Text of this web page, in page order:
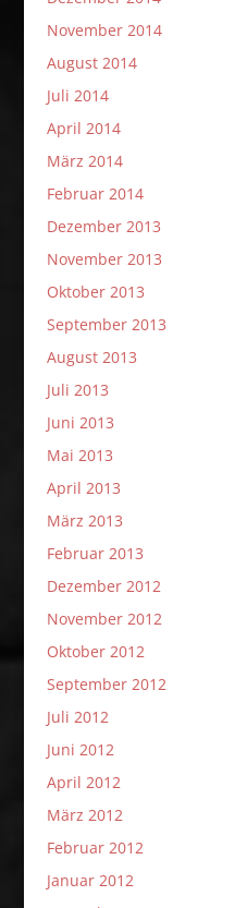
November 2014
August 2014
Juli 2014
April 2014
März 2014
Februar 2014
Dezember 2013
November 2013
Oktober 2013
September 2013
August 2013
Juli 2013
Juni 2013
Mai 2013
April 2013
März 2013
Februar 2013
Dezember 2012
November 2012
Oktober 2012
September 2012
Juli 2012
Juni 2012
April 2012
März 2012
Februar 2012
Januar 2012